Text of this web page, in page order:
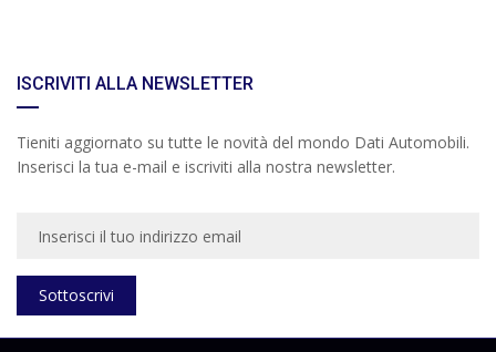
ISCRIVITI ALLA NEWSLETTER
Tieniti aggiornato su tutte le novità del mondo Dati Automobili.
Inserisci la tua e-mail e iscriviti alla nostra newsletter.
Sottoscrivi